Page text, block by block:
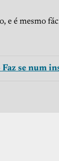
e é mesmo
se num